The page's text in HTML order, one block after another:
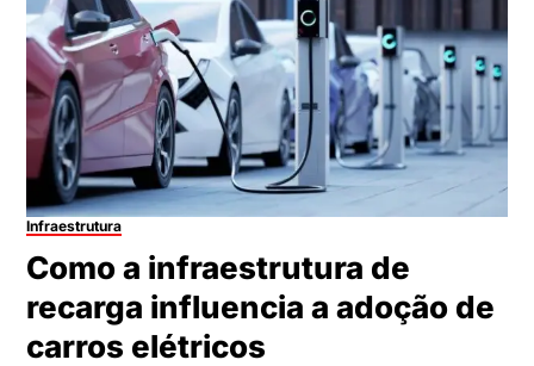
Infraestrutura
Como a infraestrutura de
recarga influencia a adoção de
carros elétricos